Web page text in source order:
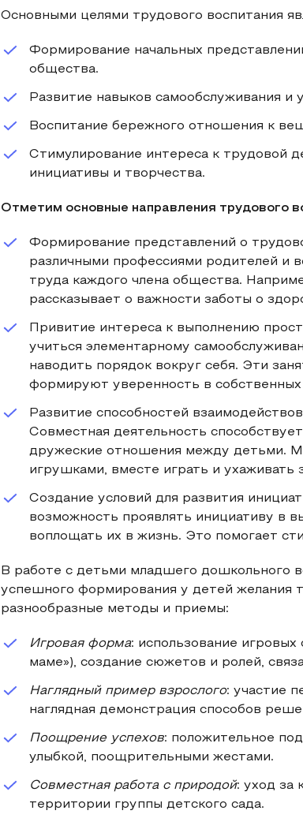
Основными целями трудового воспитания
Формирование начальных
общества.
Развитие навыков самообслуживания
Воспитание бережного отношения к
Стимулирование интереса к трудовой
инициативы и творчества.
Отметим основные направления трудового
Формирование представлений о
различными профессиями родителей и
труда каждого члена общества.
рассказывает о важности заботы о
Привитие интереса к выполнению
учиться элементарному
наводить порядок вокруг себя. Эти
формируют уверенность в собственных
Развитие способностей
Совместная деятельность
дружеские отношения между детьми.
игрушками, вместе играть и ухаживать
Создание условий для развития
возможность проявлять инициативу в
воплощать их в жизнь. Это помогает
В работе с детьми младшего дошкольного
успешного формирования у детей желания
разнообразные методы и приемы:
Игровая форма: использование
маме»), создание сюжетов и ролей,
Наглядный пример взрослого: участие
наглядная демонстрация способов
Поощрение успехов: положительное
улыбкой, поощрительными жестами.
Совместная работа с природой: уход за
территории группы детского сада.